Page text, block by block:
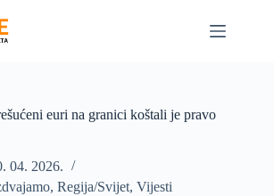
euri na granici koštali je pravo
04. 2026.
, Regija/Svijet, Vijesti